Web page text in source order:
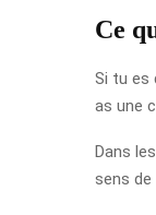
Ce
Si tu es
as une
Dans
sens de